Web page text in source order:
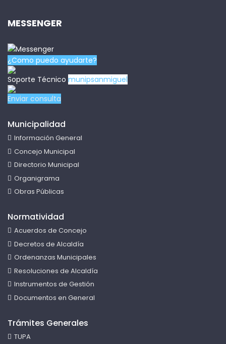
MESSENGER
¿Como puedo ayudarte?
Soporte Técnico munipsanmiguel
Enviar consulta
Municipalidad
Información General
Concejo Municipal
Directorio Municipal
Organigrama
Obras Públicas
Normatividad
Acuerdos de Concejo
Decretos de Alcaldía
Ordenanzas Municipales
Resoluciones de Alcaldía
Instrumentos de Gestión
Documentos en General
Trámites Generales
TUPA